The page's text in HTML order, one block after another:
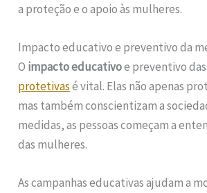
a proteção e o apoio às mulheres.
Impacto educativo e preventivo da
O impacto educativoe preventivo das
protetivasé vital. Elas não apenas
mas também conscientizam a
medidas, as pessoas começam a
das mulheres.
As campanhas educativas ajudam a